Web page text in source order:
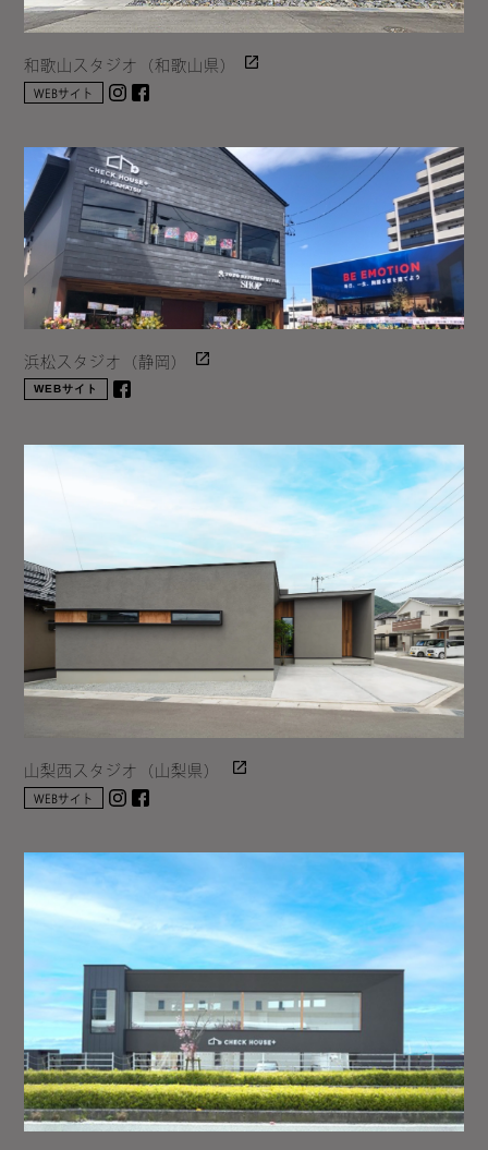
和歌山スタジオ（和歌山県）
WEBサイト Instagram
浜松スタジオ（静岡）
WEBサイト
山梨西スタジオ（山梨県）
WEBサイト Instagram